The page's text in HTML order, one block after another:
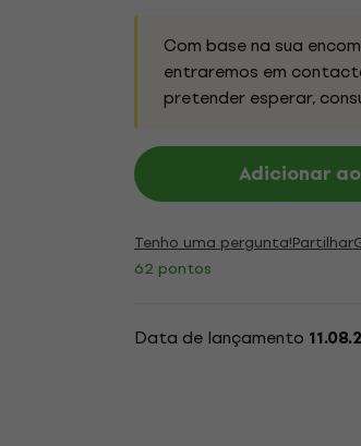
Com base na sua
entraremos em
pretender esperar,
Adicionar
Tenho uma pergunta!Partilhar
62 pontos
Data de lançamento